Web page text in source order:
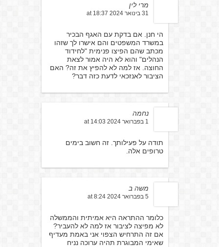
מרי לין
31 בינואר 2024 at 18:37
הי חנן. אם בדקת עם האגף הבכיר
במשרד המשפטים והם אישרו לך שזהו
מכתב שהם הפיצו פנימית "לחידוד
הנהלים" והוא לא היה אמור לצאת
החוצה. אז למה לא להפיץ את זה? האם
הציבור לאנזכאי לדעת כזה דבר?
נחמה
1 בפברואר 2024 at 14:03
תודה על פעילותך. זה חשוב בימים
טרופים אלה.
משה ב
5 בפברואר 2024 at 8:24
כלומר ההתראה היא אמיתית והממשלה
לא מפיצה לציבור אז למה לא להעביר?
אם זה התרחיש הצפוי אני באמת מעדיף
שאימי המבוגרת תהיה ערוכה נניח